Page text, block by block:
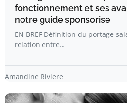
fonctionnement et ses
notre guide sponsorisé
EN BREF Définition du portage
relation entre…
Amandine Riviere